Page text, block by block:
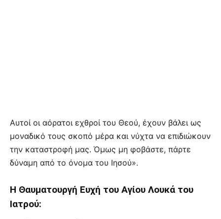
Αυτοί οι αόρατοι εχθροί του Θεού, έχουν βάλει ως
μοναδικό τους σκοπό μέρα και νύχτα να επιδιώκουν
την καταστροφή μας. Όμως μη φοβάστε, πάρτε
δύναμη από το όνομα του Ιησού».
H Θαυματουργή Ευχή του Αγίου Λουκά του
Ιατρού: